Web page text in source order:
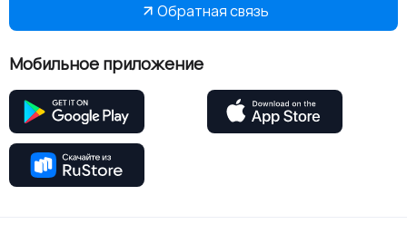
Обратная связь
Мобильное приложение